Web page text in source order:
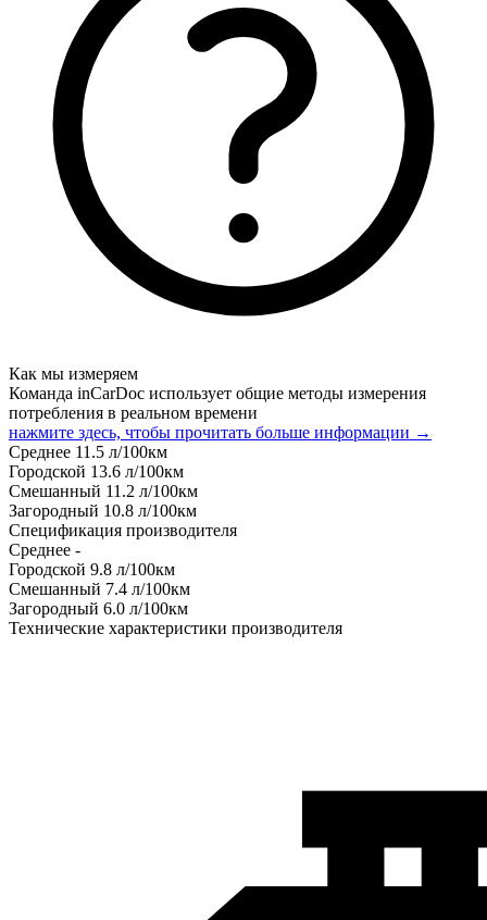
Как мы измеряем
Команда inCarDoc использует общие методы измерения
потребления в реальном времени
нажмите здесь, чтобы прочитать больше информации →
Среднее 11.5 л/100км
Городской 13.6 л/100км
Смешанный 11.2 л/100км
Загородный 10.8 л/100км
Спецификация производителя
Среднее -
Городской 9.8 л/100км
Смешанный 7.4 л/100км
Загородный 6.0 л/100км
Технические характеристики производителя